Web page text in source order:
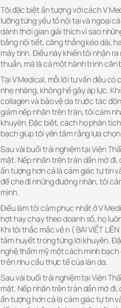
Tôi đặc biệt ấn tượng với cách V
lưỡng từng yếu tố nội tại và ngoại
dành thời gian giải thích vì sao
bằng nội tiết, căng thẳng kéo dài,
máy tính. Điều này khiến tôi nhận
thuần, mà là cả một hành trình cân
Tại V Medical, mỗi lời tư vấn đều
nhẹ nhàng, không hề gây áp lực.
collagen và bảo vệ da trước tác
giảm nếp nhăn trên trán, tôi cảm
khuyên. Đặc biệt, cách họ phân
bạch giúp tôi yên tâm rằng lựa
Sau vài buổi trải nghiệm tại Viện
mặt. Nếp nhăn trên trán dần mờ
ấn tượng hơn cả là cảm giác tự tin
để che đi những đường nhăn, tôi
mình.
Điều làm tôi cảm phục nhất ở V
hợt hay chạy theo doanh số, họ
Khi tôi thắc mắc về n ( BÀI VIẾT
tâm huyết trong từng lời khuyên.
nghệ thẩm mỹ một cách minh
trên nhu cầu thực tế của làn da.
Sau vài buổi trải nghiệm tại Viện
mặt. Nếp nhăn trên trán dần mờ
ấn tượng hơn cả là cảm giác tự tin